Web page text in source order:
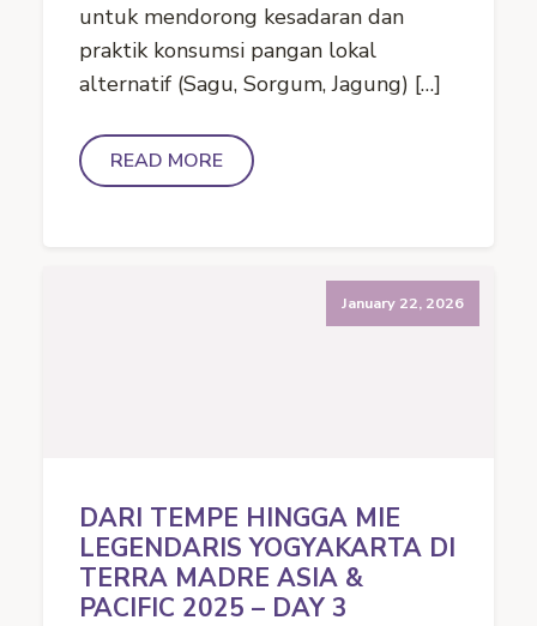
untuk mendorong kesadaran dan
praktik konsumsi pangan lokal
alternatif (Sagu, Sorgum, Jagung) […]
READ MORE
January 22, 2026
DARI TEMPE HINGGA MIE
LEGENDARIS YOGYAKARTA DI
TERRA MADRE ASIA &
PACIFIC 2025 – DAY 3